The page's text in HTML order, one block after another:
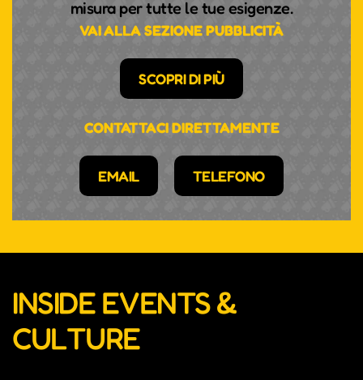
misura per tutte le tue esigenze.
VAI ALLA SEZIONE PUBBLICITÀ
SCOPRI DI PIÙ
CONTATTACI DIRETTAMENTE
EMAIL TELEFONO
INSIDE EVENTS &
CULTURE